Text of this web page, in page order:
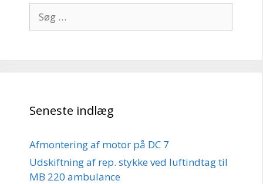
efter:
Seneste indlæg
Afmontering af motor på DC 7
Udskiftning af rep. stykke ved luftindtag til
MB 220 ambulance